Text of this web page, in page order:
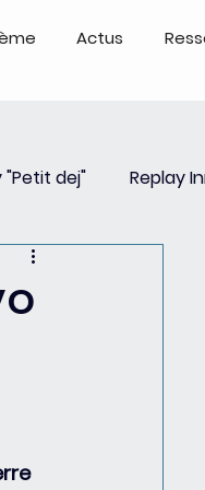
Actus
"Petit dej" Replay